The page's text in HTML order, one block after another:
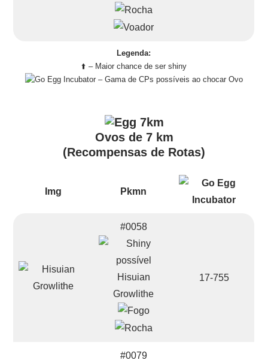
Legenda:
⬆️ – Maior chance de ser shiny
– Gama de CPs possíveis ao chocar Ovo
Ovos de 7 km
(Recompensas de Rotas)
Img Pkmn
#0058
Hisuian
Growlithe
17-755
#0079